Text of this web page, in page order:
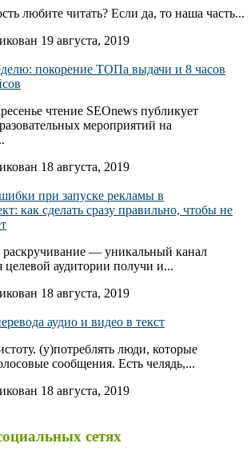
любите читать? Если да, то наша часть...
19 августа, 2019
покорение ТОПа выдачи и 8 часов
чтение SEOnews публикует
мероприятий на
18 августа, 2019
при запуске рекламы в
как сделать сразу правильно, чтобы не
раскручивание — уникальный канал
целевой аудитории получи и...
18 августа, 2019
аудио и видео в текст
(у)потреблять люди, которые
сообщения. Есть челядь,...
18 августа, 2019
сетях